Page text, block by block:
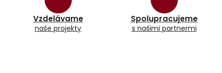
Vzdelávame
naše projekty
Spolupracujeme
s našimi partnermi